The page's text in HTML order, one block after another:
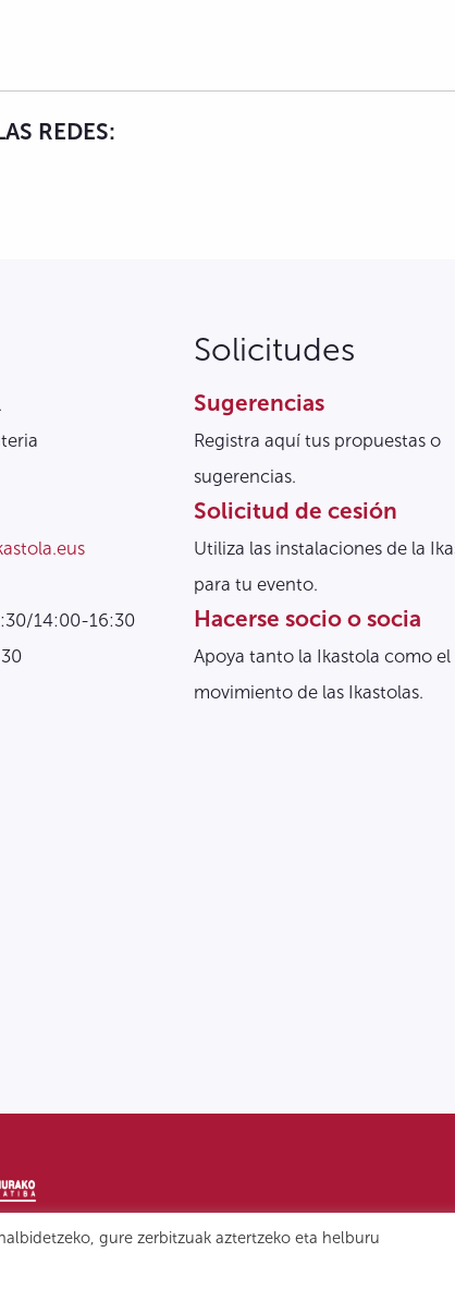
REDES:
14:00-16:30
Solicitudes
Sugerencias
Registra aquí tus propuestas o
sugerencias.
Solicitud de cesión
Utiliza las instalaciones de la
para tu evento.
Hacerse socio o socia
Apoya tanto la Ikastola como el
movimiento de las Ikastolas.
gure zerbitzuak aztertzeko eta helburu